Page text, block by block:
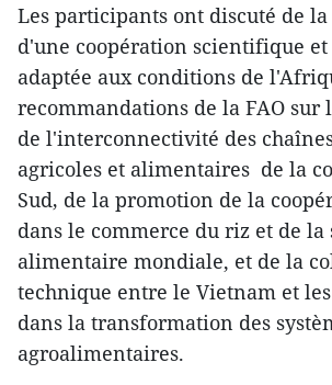
Les participants ont discuté de
d'une coopération scientifique
adaptée aux conditions de
recommandations de la FAO
de l'interconnectivité des
agricoles et alimentaires de la
Sud, de la promotion de la
dans le commerce du riz et de la
alimentaire mondiale, et de la
technique entre le Vietnam et
dans la transformation des
agroalimentaires.